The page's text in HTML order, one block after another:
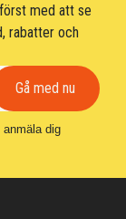
med att se
rabatter och
dig